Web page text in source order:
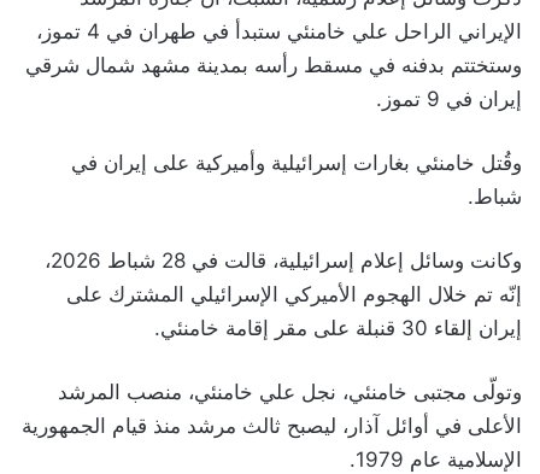
الإيراني الراحل علي خامنئي ستبدأ في طهران في 4 تموز،
وستختتم بدفنه في مسقط رأسه بمدينة مشهد شمال شرقي
إيران في 9 تموز.
وقُتل خامنئي بغارات إسرائيلية وأميركية على إيران في
شباط.
وكانت وسائل إعلام إسرائيلية، قالت في 28 شباط 2026،
إنّه تم خلال الهجوم الأميركي الإسرائيلي المشترك على
إيران إلقاء 30 قنبلة على مقر إقامة خامنئي.
وتولّى مجتبى خامنئي، نجل علي خامنئي، منصب المرشد
الأعلى في أوائل آذار، ليصبح ثالث مرشد منذ قيام الجمهورية
الإسلامية عام 1979.